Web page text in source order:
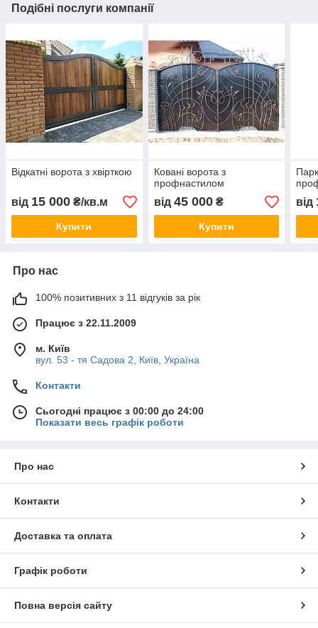
Подібні послуги компанії
Відкатні ворота з хвірткою
від 15 000 ₴/кв.м
Купити
Ковані ворота з
профнастилом
від 45 000₴
Купити
від
Про нас
100% позитивних з 11 відгуків за рік
Працює з 22.11.2009
м. Київ
вул. 53 - тя Садова 2, Київ, Україна
Контакти
Сьогодні працює з 00:00 до 24:00
Показати весь графік роботи
Про нас
Контакти
Доставка та оплата
Графік роботи
Повна версія сайту